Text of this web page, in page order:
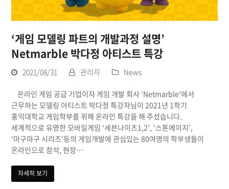
‘게임 모델링 파트의 개발과정 설명’
Netmarble 박다정 아티스트 특강
2021/08/31 관리자 News
온라인 게임 공급 기업이자 게임 개발 회사 'Netmarble'에서
근무하는 모델링 아티스트 박다정 특강자님이 2021년 1학기
홍익대학교 게임학부를 위해 온라인 특강을 해 주셨습니다.
세계적으로 유명한 모바일게임 ‘세븐나이츠1,2’, ‘스톤에이지’,
‘마구마구 시리즈’등의 게임개발에 관심있는 80여명의 학부생들이
온라인으로 참석, 현장…
자세히 보기